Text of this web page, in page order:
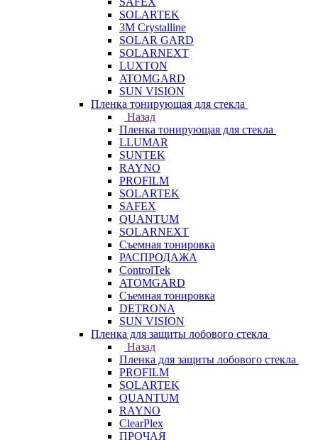
SOLARTEK
3M Crystalline
SOLAR GARD
SOLARNEXT
LUXTON
ATOMGARD
SUN VISION
Пленка тонирующая для стекла
Назад
Пленка тонирующая для стекла
LLUMAR
SUNTEK
RAYNO
PROFILM
SOLARTEK
SAFEX
QUANTUM
SOLARNEXT
Съемная тонировка
РАСПРОДАЖА
ControlTek
ATOMGARD
Съемная тонировка
DETRONA
SUN VISION
Пленка для защиты лобового стекла
Назад
Пленка для защиты лобового стекла
PROFILM
SOLARTEK
QUANTUM
RAYNO
ClearPlex
ПРОЧАЯ